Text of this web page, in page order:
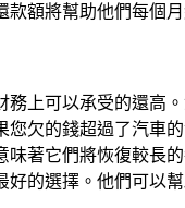
額將幫助他們每個月
上可以承受的還高
欠的錢超過了汽車
著它們將恢復較長
的選擇。他們可以